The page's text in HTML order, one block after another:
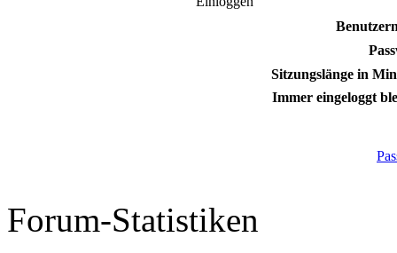
Sitzungslänge in
Immer eingeloggt
Forum-Statistiken